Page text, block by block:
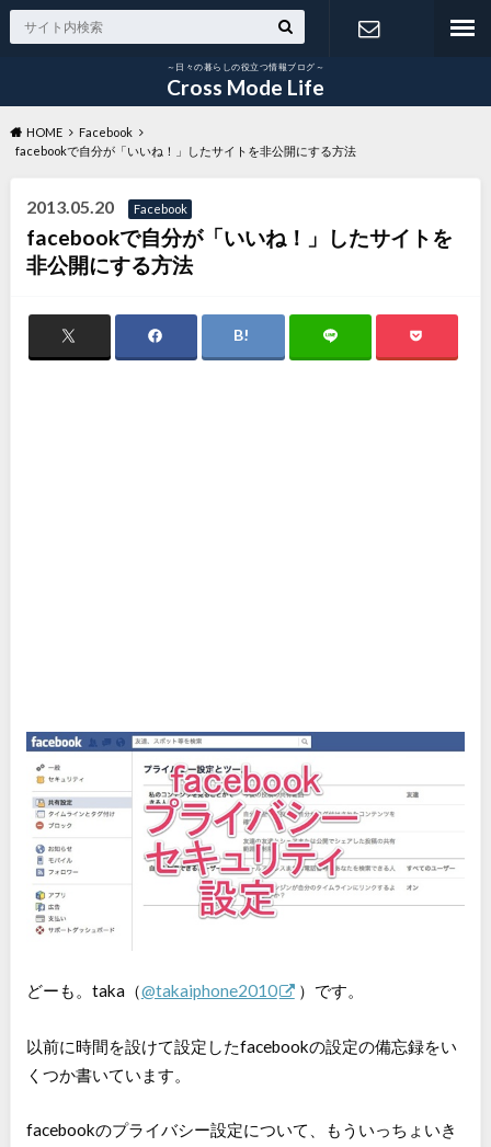
～日々の暮らしの役立つ情報ブログ～
Cross Mode Life
HOME
Facebook
facebookで自分が「いいね！」したサイトを非公開にする方法
2013.05.20 Facebook
facebookで自分が「いいね！」したサイトを
非公開にする方法
どーも。taka（@takaiphone2010 ）です。
以前に時間を設けて設定したfacebookの設定の備忘録をい
くつか書いています。
facebookのプライバシー設定について、もういっちょいき